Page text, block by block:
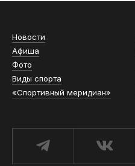
Новости
Афиша
Фото
Виды спорта
«Спортивный меридиан»